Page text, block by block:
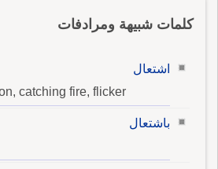
كلمات شبيهة ومرادفات
اشتعال
catching fire, flicker
باشتعال